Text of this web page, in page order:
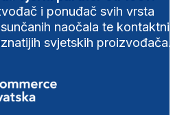
i ponuđač svih vrsta
naočala te
svjetskih proizvođača.